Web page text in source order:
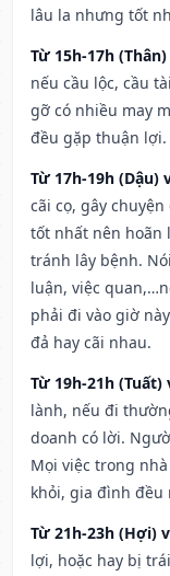
lâu la nhưng tốt
Từ 15h-17h
nếu cầu lộc, cầu
gỡ có nhiều may
đều gặp thuận lợi.
Từ 17h-19h (Dậu)
cãi cọ, gây
tốt nhất nên hoãn
tránh lây bệnh.
luận, việc
phải đi vào giờ
đả hay cãi nhau.
Từ 19h-21h
lành, nếu đi
doanh có lời.
Mọi việc trong
khỏi, gia đình đều
Từ 21h-23h (Hợi)
lợi, hoặc hay bị